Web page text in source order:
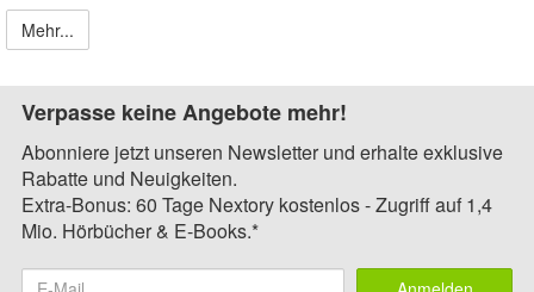
Mehr...
Verpasse keine Angebote mehr!
Abonniere jetzt unseren Newsletter und erhalte exklusive
Rabatte und Neuigkeiten.
Extra-Bonus: 60 Tage Nextory kostenlos - Zugriff auf 1,4
Mio. Hörbücher & E-Books.*